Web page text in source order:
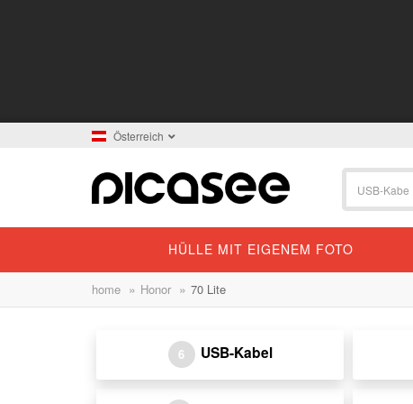
Österreich
HÜLLE MIT EIGENEM FOTO
home » Honor » 70 Lite
6 USB-Kabel